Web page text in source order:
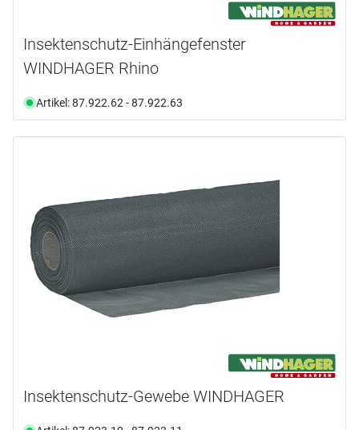
Insektenschutz-Einhängefenster
WINDHAGER Rhino
Artikel: 87.922.62 - 87.922.63
Insektenschutz-Gewebe WINDHAGER